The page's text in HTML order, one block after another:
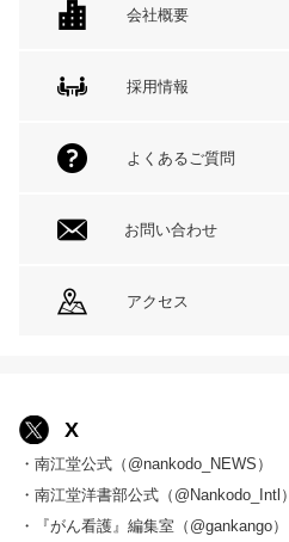
会社概要
採用情報
よくあるご質問
お問い合わせ
アクセス
X
・南江堂公式（@nankodo_NEWS）
・南江堂洋書部公式（@Nankodo_Intl）
・『がん看護』編集室（@gankango）